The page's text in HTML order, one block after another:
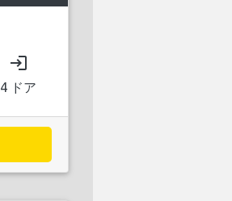
login
4 ドア